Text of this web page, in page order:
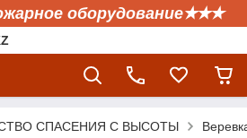
оборудование✭✭✭
СПАСЕНИЯ С ВЫСОТЫ